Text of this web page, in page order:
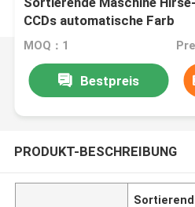
CCDs automatische Farb
MOQ：1
Bestpreis
PRODUKT-BESCHREIBUNG